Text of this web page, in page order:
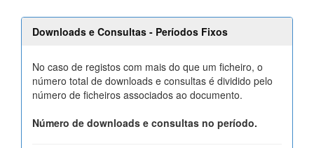
Downloads e Consultas - Períodos Fixos
No caso de registos com mais do que um ficheiro, o
número total de downloads e consultas é dividido pelo
número de ficheiros associados ao documento.
Número de downloads e consultas no período.